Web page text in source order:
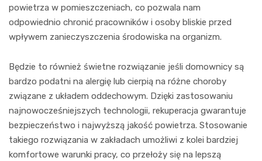
powietrza w pomieszczeniach, co pozwala nam
odpowiednio chronić pracowników i osoby bliskie przed
wpływem zanieczyszczenia środowiska na organizm.
Będzie to również świetne rozwiązanie jeśli domownicy są
bardzo podatni na alergię lub cierpią na różne choroby
związane z układem oddechowym. Dzięki zastosowaniu
najnowocześniejszych technologii, rekuperacja gwarantuje
bezpieczeństwo i najwyższą jakość powietrza. Stosowanie
takiego rozwiązania w zakładach umożliwi z kolei bardziej
komfortowe warunki pracy, co przełoży się na lepszą